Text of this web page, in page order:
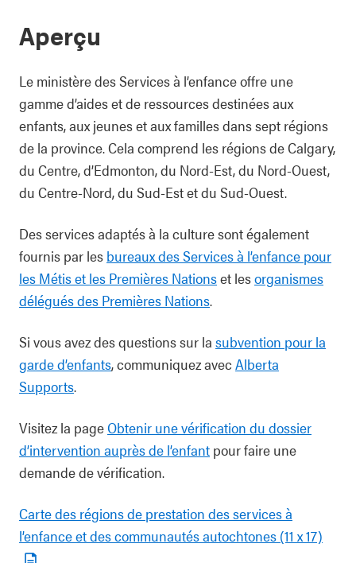
Aperçu
Le ministère des Services à l’enfance offre une
gamme d’aides et de ressources destinées aux
enfants, aux jeunes et aux familles dans sept régions
de la province. Cela comprend les régions de Calgary,
du Centre, d’Edmonton, du Nord-Est, du Nord-Ouest,
du Centre-Nord, du Sud-Est et du Sud-Ouest.
Des services adaptés à la culture sont également
fournis par les bureaux des Services à l’enfance pour
les Métis et les Premières Nationset lesorganismes
délégués des Premières Nations.
Si vous avez des questions sur la subvention pour la
garde d’enfants, communiquez avec Alberta
Supports.
Visitez la pageObtenir une vérification du dossier
d’intervention auprès de l’enfant pour faire une
demande de vérification.
Carte des régions de prestation des services à
l’enfance et des communautés autochtones (11 x 17)